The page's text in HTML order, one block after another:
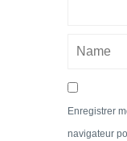
Enregistrer
navigateur